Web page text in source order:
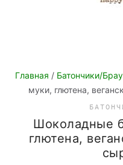
Главная / Батончики/
муки, глютена,
Шоколадные
глютена,